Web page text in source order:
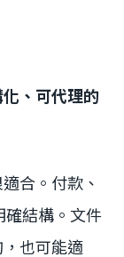
、可代理的
合。付款、
結構。文件
也可能適